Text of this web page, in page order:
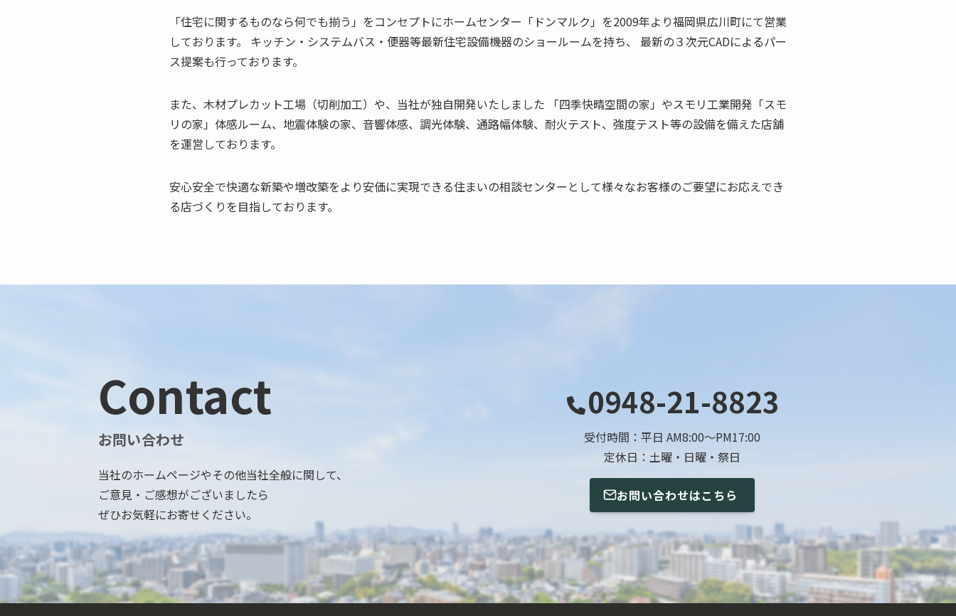
「住宅に関するものなら何でも揃う」をコンセプトにホームセンター「ドンマルク」を2009年より福岡県広川町にて営業
しております。 キッチン・システムバス・便器等最新住宅設備機器のショールームを持ち、 最新の３次元CADによるパー
ス提案も行っております。
また、木材プレカット工場（切削加工）や、当社が独自開発いたしました 「四季快晴空間の家」やスモリ工業開発「スモ
リの家」体感ルーム、地震体験の家、音響体感、調光体験、通路幅体験、耐火テスト、強度テスト等の設備を備えた店舗
を運営しております。
安心安全で快適な新築や増改築をより安価に実現できる住まいの相談センターとして様々なお客様のご要望にお応えでき
る店づくりを目指しております。
Contact
お問い合わせ
当社のホームページやその他当社全般に関して、
ご意見・ご感想がございましたら
ぜひお気軽にお寄せください。
0948-21-8823
受付時間：平日 AM8:00〜PM17:00
定休日：土曜・日曜・祭日
お問い合わせはこちら